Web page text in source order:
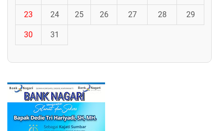
23 24 25 26 27 28 29
30 31